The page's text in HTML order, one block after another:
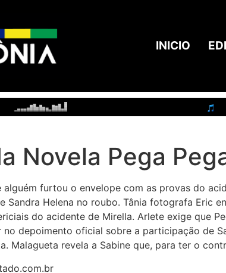
INICIO
Novela Pega
alguém furtou o envelope com as provas do
Sandra Helena no roubo. Tânia fotografa Eric
do acidente de Mirella. Arlete exige que
depoimento oficial sobre a participação de
Malagueta revela a Sabine que, para ter o